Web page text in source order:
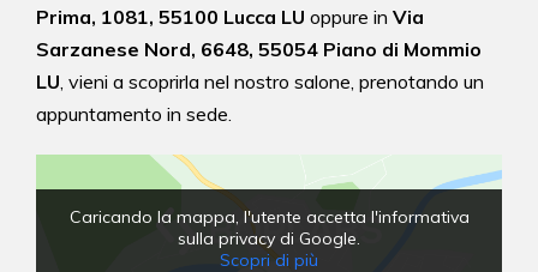
Prima, 1081, 55100 Lucca LU oppure in Via
Sarzanese Nord, 6648, 55054 Piano di Mommio
LU vieni a scoprirla nel nostro salone, prenotando un
appuntamento in sede.
Caricando la mappa, l'utente accetta l'informativa
sulla privacy di Google.
Scopri di più